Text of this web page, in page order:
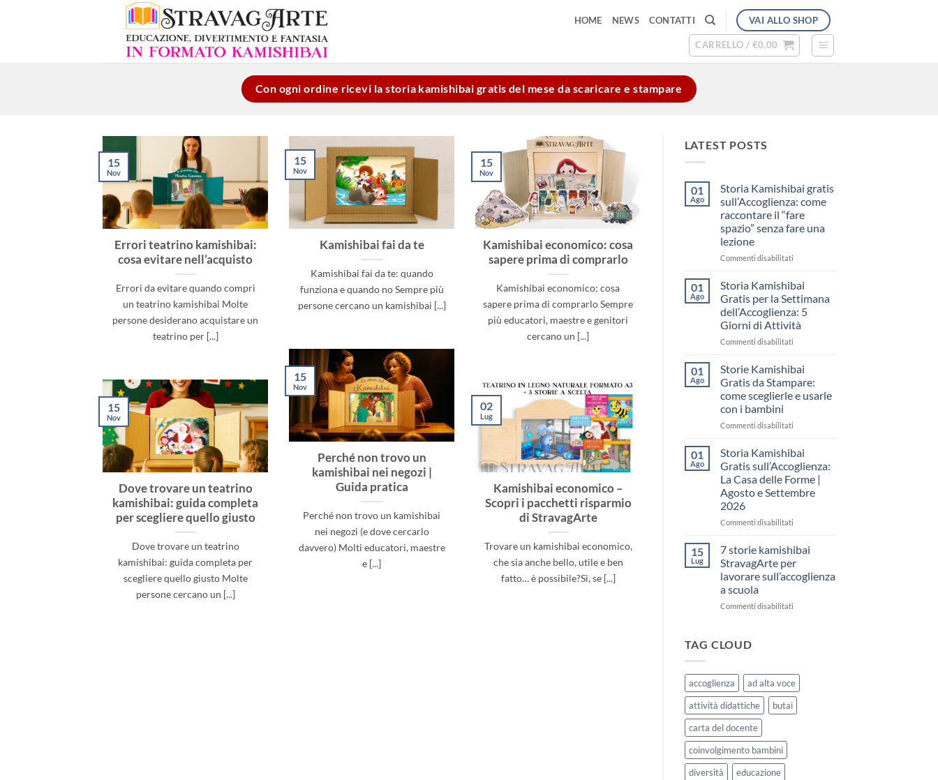
HOME NEWS CONTATTI VAI ALLO SHOP
CARRELLO / €0,00
Con ogni ordine ricevi la storia kamishibai gratis del mese da scaricare e stampare
Errori teatrino kamishibai:
cosa evitare nell’acquisto
Errori da evitare quando compri
un teatrino kamishibai Molte
persone desiderano acquistare un
teatrino per [...]
15
Nov
Kamishibai fai da te
Kamishibai fai da te: quando
funziona e quando no Sempre più
persone cercano un kamishibai [...]
15
Nov
Kamishibai economico: cosa
sapere prima di comprarlo
Kamishibai economico: cosa
sapere prima di comprarlo Sempre
più educatori, maestre e genitori
cercano un [...]
15
Nov
Perché non trovo un
kamishibai nei negozi |
Guida pratica
Perché non trovo un kamishibai
nei negozi (e dove cercarlo
davvero) Molti educatori, maestre
e [...]
15
Nov
Dove trovare un teatrino
kamishibai: guida completa
per scegliere quello giusto
Dove trovare un teatrino
kamishibai: guida completa per
scegliere quello giusto Molte
persone cercano un [...]
15
Nov
Kamishibai economico –
Scopri i pacchetti risparmio
di StravagArte
Trovare un kamishibai economico,
che sia anche bello, utile e ben
fatto… è possibile?Sì, se [...]
02
Lug
LATEST POSTS
01
Ago
Storia Kamishibai gratis
sull’Accoglienza: come
raccontare il “fare
spazio” senza fare una
lezione
Commenti disabilitatisu
Kamishibai
gratis
sull’Accoglienza:
come
raccontare
il
senza
fare
una
01
Ago
Storia Kamishibai
Gratis per la Settimana
dell’Accoglienza: 5
Giorni di Attività
Commenti disabilitatisu
Kamishibai
Gratis
per
la
dell’Accoglienza:
di
Attività
01
Ago
Storie Kamishibai
Gratis da Stampare:
come sceglierle e usarle
con i bambini
Commenti disabilitatisu
Kamishibai
Gratis
da
Stampare:
come
e
i
bambini
01
Ago
Storia Kamishibai
Gratis sull’Accoglienza:
La Casa delle Forme |
Agosto e Settembre
2026
Commenti disabilitatisu
Kamishibai
Gratis
sull’Accoglienza:
La
delle
2026
15
Lug
7 storie kamishibai
StravagArte per
lavorare sull’accoglienza
a scuola
Commenti disabilitatisu
lavorare
sull’accoglienza
a
scuola
TAG CLOUD
accoglienza
ad alta voce
attività didattiche
butai
carta del docente
coinvolgimento bambini
diversità
educazione